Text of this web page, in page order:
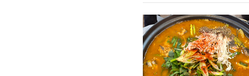
이라 기념관이나 생가는 닫혀
있었지만 공원 자체는 개방되어
있어 천천히 돌아봅니다.소나무
숲 벤치에 앉아 잠시 쉬고 있는
데 이 동네 토박이라는 분이 이
공원과 강릉에 대한 설명을 해